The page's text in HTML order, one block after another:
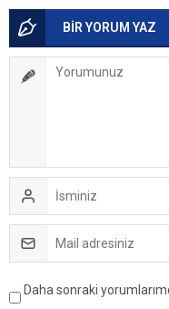
BİR YORUM YAZ
Daha sonraki